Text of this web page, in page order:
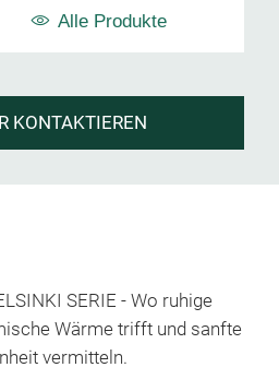
Alle Produkte
KONTAKTIEREN
SERIE - Wo ruhige
Wärme trifft und sanfte
vermitteln.